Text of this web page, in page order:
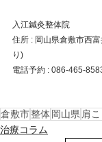
入江鍼灸整体院
住所 : 岡山県倉敷市西
り)
電話予約 : 086-465-
倉敷市整体 岡山県 肩こ
治療コラム